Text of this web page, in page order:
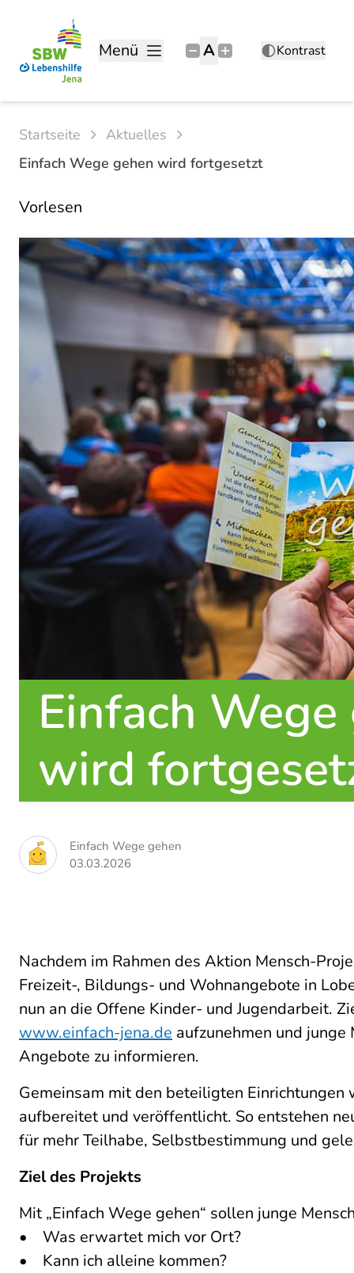
Menü A Kontrast
Startseite
Aktuelles
Einfach Wege gehen wird fortgesetzt
Vorlesen
Einfach
wird
Einfach Wege gehen
03.03.2026
Nachdem im Rahmen des Aktion Mensch-
Freizeit-, Bildungs- und Wohnangebote in
nun an die Offene Kinder- und Jugendarbeit.
www.einfach-jena.de aufzunehmen und
Angebote zu informieren.
Gemeinsam mit den beteiligten
aufbereitet und veröffentlicht. So entstehen
für mehr Teilhabe, Selbstbestimmung und
Ziel des Projekts
Mit „Einfach Wege gehen“ sollen junge
• Was erwartet mich vor Ort?
• Kann ich alleine kommen?